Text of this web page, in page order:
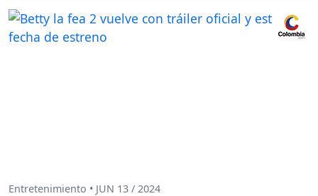
Entretenimiento • JUN 13 / 2024